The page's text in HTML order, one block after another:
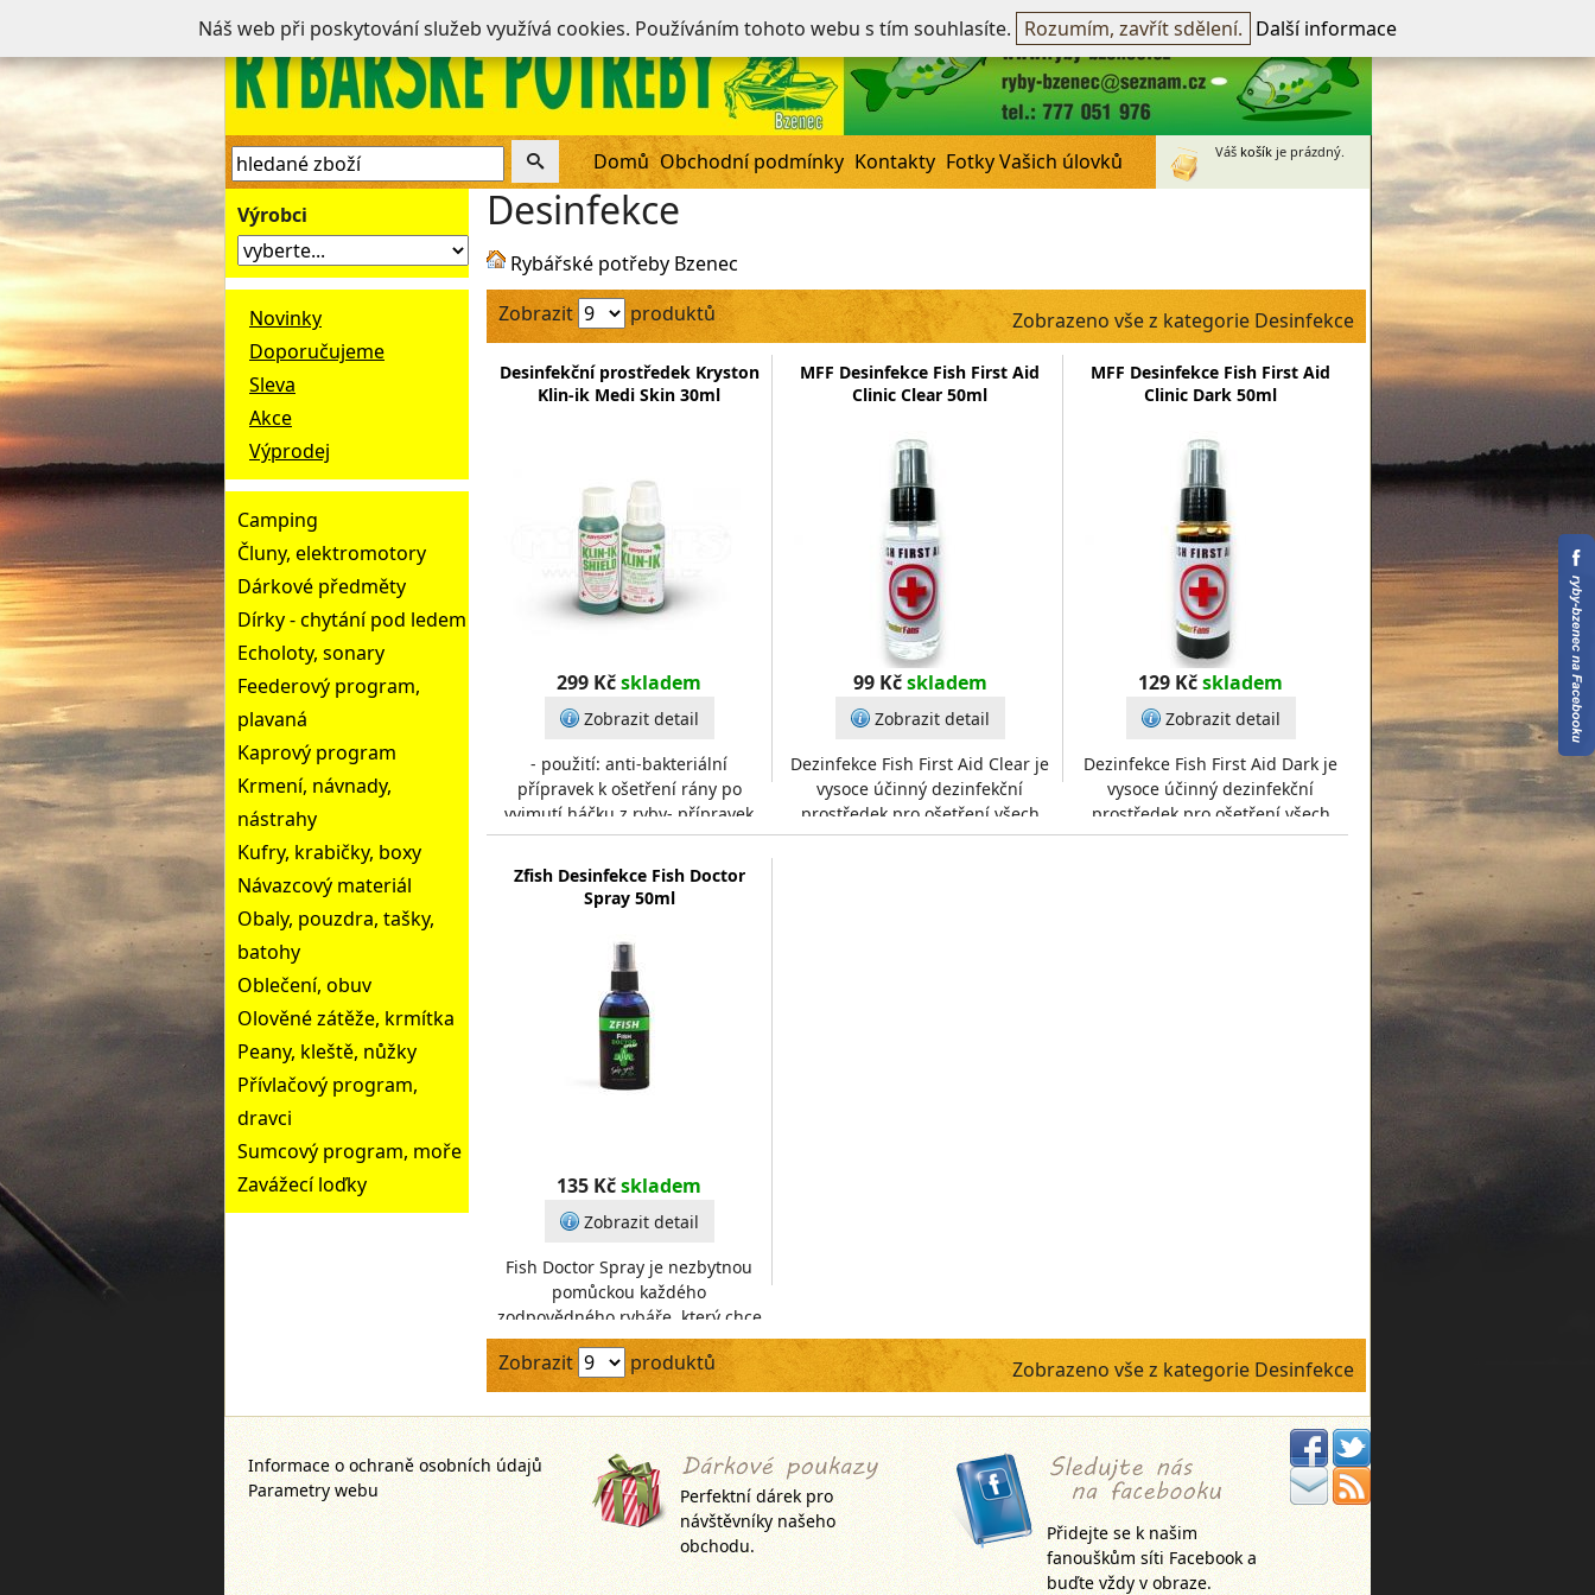
Nepřihlášen -přihlásit~Registrovat
Domů Obchodní podmínky Kontakty Fotky Vašich úlovků Váš košík je prázdný.
Výrobci
Novinky
Doporučujeme
Sleva
Akce
Výprodej
Camping
Čluny, elektromotory
Dárkové předměty
Dírky - chytání pod ledem
Echoloty, sonary
Feederový program,
plavaná
Kaprový program
Krmení, návnady,
nástrahy
Kufry, krabičky, boxy
Návazcový materiál
Obaly, pouzdra, tašky,
batohy
Oblečení, obuv
Olověné zátěže, krmítka
Peany, kleště, nůžky
Přívlačový program,
dravci
Sumcový program, moře
Zavážecí loďky
Desinfekce
Rybářské potřeby Bzenec
Zobrazit
produktů Zobrazeno vše z kategorie Desinfekce
Desinfekční prostředek Kryston
Klin-ik Medi Skin 30ml
299 Kčskladem
Zobrazit detail
- použití: anti-bakteriální
přípravek k ošetření rány po
vyjmutí háčku z ryby- přípravek
chrání rybu před infekcí- balení
obsahuje dostatek
MFF Desinfekce Fish First Aid
Clinic Clear 50ml
99 Kč skladem
Zobrazit detail
Dezinfekce Fish First Aid Clear je
vysoce účinný dezinfekční
prostředek pro ošetření všech
druhů povrchových poranění
MFF Desinfekce Fish First Aid
Clinic Dark 50ml
129 Kčskladem
Zobrazit detail
Dezinfekce Fish First Aid Dark je
vysoce účinný dezinfekční
prostředek pro ošetření všech
druhů povrchových poranění ryb
Zfish Desinfekce Fish Doctor
Spray 50ml
135 Kčskladem
Zobrazit detail
Fish Doctor Spray je nezbytnou
pomůckou každého
zodpovědného rybáře, který chce
svému úlovku zajistit co
nejbezpečnější návrat do vody.
Spe
Zobrazit produktů Zobrazeno vše z kategorie Desinfekce
Informace o ochraně osobních údajů
Parametry webu
Perfektní dárek pro
návštěvníky našeho
obchodu.
Přidejte se k našim
fanouškům síti Facebook a
buďte vždy v obraze.
Náš web při poskytování služeb využívá cookies. Používáním tohoto webu s tím souhlasíte. Rozumím, zavřít sdělení. Další informace